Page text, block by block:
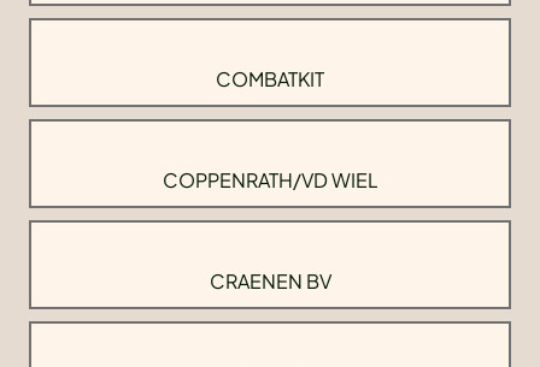
COMBATKIT
COPPENRATH/VD WIEL
CRAENEN BV